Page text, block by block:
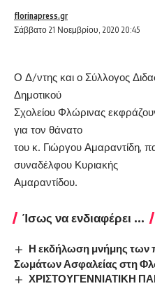
Σάββατο 21 Νοεμβρίου, 2020 20:45
florinapress.gr
Ο Δ/ντης και ο Σύλλογος
Δημοτικού
Σχολείου Φλώρινας
για τον θάνατο
του κ. Γιώργου Αμαραντίδη,
συναδέλφου Κυριακής
Αμαραντίδου.
Ίσως να ενδιαφέρει ...
Η εκδήλωση μνήμης
Σωμάτων Ασφαλείας στη
ΧΡΙΣΤΟΥΓΕΝΝΙΑΤΙΚΗ